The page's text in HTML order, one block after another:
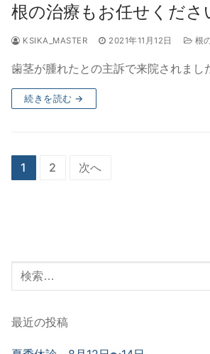
根の治療もお任せくださ
KSIKA_MASTER 2021年11月12日 根
歯茎が腫れたとの主訴で来院されま
続きを読む →
投
ゲ
ー
ョ
1 2 次へ
検
索
象:
最近の投稿